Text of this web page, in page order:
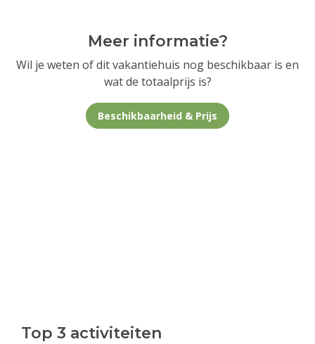
Meer informatie?
Wil je weten of dit vakantiehuis nog beschikbaar is en
wat de totaalprijs is?
Beschikbaarheid & Prijs
Top 3 activiteiten